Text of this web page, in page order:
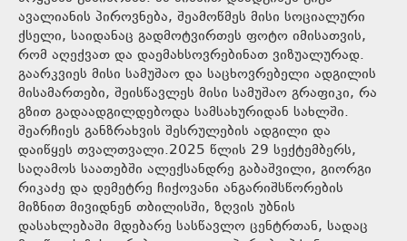
ავალიანის პიროვნება, შეამოწმეს მისი სოციალური
ქსელი, საიდანაც გადმოტვირთეს ფოტო იმისათვის,
რომ აღექვათ და დაემახსოვრებინათ ვიზუალურად.
გაარკვიეს მისი სამუშაო და საცხოვრებელი ადგილის
მისამართები, შეისწავლეს მისი სამუშაო გრაფიკი, რა
გზით გადაადგილდებოდა სამსახურიდან სახლში.
შეარჩიეს განზრახვის შესრულების ადგილი და
დაიწყეს თვალთვალი.2025 წლის 29 სექტემბერს,
საღამოს საათებში ალექსანდრე გაბაშვილი, გიორგი
რიკაძე და დემეტრე ჩიქოვანი ანგარიშსწორების
მიზნით მივიდნენ თბილისში, ზღვის უბნის
დასახლებაში მდებარე სასწავლო ცენტრთან, სადაც